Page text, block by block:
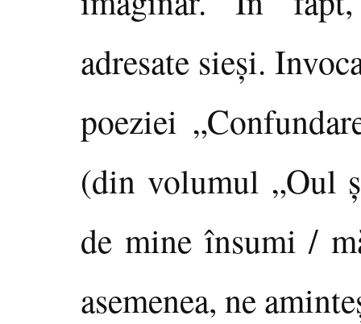
adresate sieşi.
poeziei
(din volumul „Oul
de mine însumi /
asemenea, ne